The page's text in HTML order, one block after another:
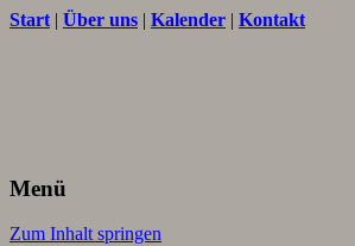
Start | Über uns | Kalender | Kontakt
Menü
Zum Inhalt springen